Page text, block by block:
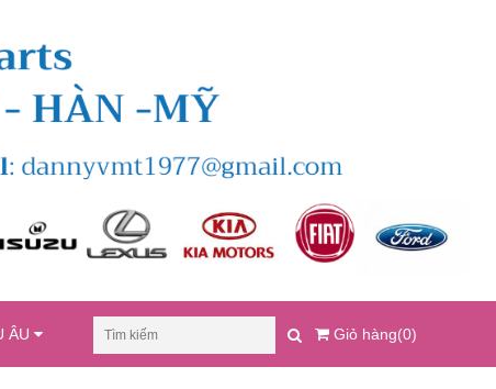
ÂU Giỏ hàng(0)